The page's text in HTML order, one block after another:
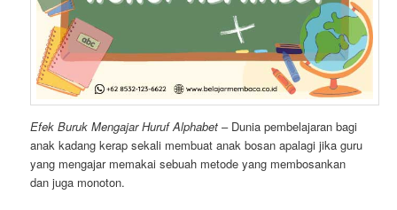
Efek Buruk Mengajar Huruf Alphabet – Dunia pembelajaran bagi
anak kadang kerap sekali membuat anak bosan apalagi jika guru
yang mengajar memakai sebuah metode yang membosankan
dan juga monoton.